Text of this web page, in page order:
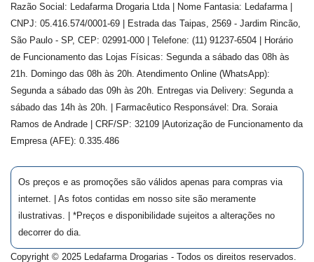
Razão Social: Ledafarma Drogaria Ltda | Nome Fantasia: Ledafarma |
CNPJ: 05.416.574/0001-69 | Estrada das Taipas, 2569 - Jardim Rincão,
São Paulo - SP, CEP: 02991-000 | Telefone: (11) 91237-6504 | Horário
de Funcionamento das Lojas Físicas: Segunda a sábado das 08h às
21h. Domingo das 08h às 20h. Atendimento Online (WhatsApp):
Segunda a sábado das 09h às 20h. Entregas via Delivery: Segunda a
sábado das 14h às 20h. | Farmacêutico Responsável: Dra. Soraia
Ramos de Andrade
| CRF/SP: 32109 |Autorização de Funcionamento da
Empresa (AFE): 0.335.486
Os preços e as promoções são válidos apenas para compras via
internet. | As fotos contidas em nosso site são meramente
ilustrativas. | *Preços e disponibilidade sujeitos a alterações no
decorrer do dia.
Copyright © 2025 Ledafarma Drogarias - Todos os direitos reservados.